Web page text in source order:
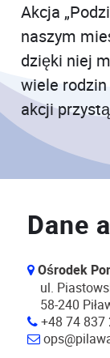
Akcja
naszym
dzięki niej
wiele
akcji
Dane
Ośrodek
ul.
58-240
+48 74 837